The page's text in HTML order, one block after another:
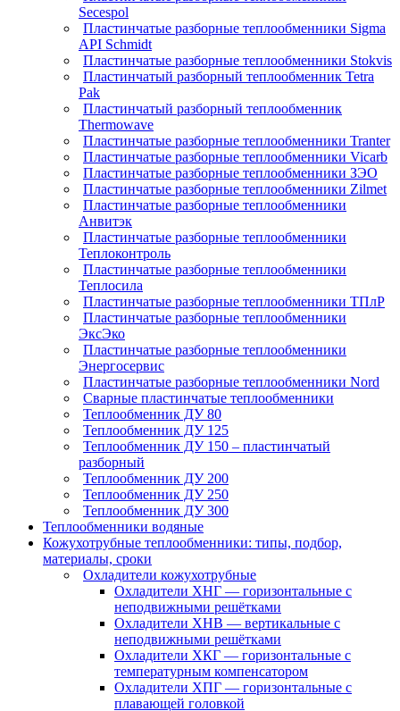
Secespol
Пластинчатые разборные теплообменники Sigma
API Schmidt
Пластинчатые разборные теплообменники Stokvis
Пластинчатый разборный теплообменник Tetra
Pak
Пластинчатый разборный теплообменник
Thermowave
Пластинчатые разборные теплообменники Tranter
Пластинчатые разборные теплообменники Vicarb
Пластинчатые разборные теплообменники ЗЭО
Пластинчатые разборные теплообменники Zilmet
Пластинчатые разборные теплообменники
Анвитэк
Пластинчатые разборные теплообменники
Теплоконтроль
Пластинчатые разборные теплообменники
Теплосила
Пластинчатые разборные теплообменники ТПлР
Пластинчатые разборные теплообменники
ЭксЭко
Пластинчатые разборные теплообменники
Энергосервис
Пластинчатые разборные теплообменники Nord
Сварные пластинчатые теплообменники
Теплообменник ДУ 80
Теплообменник ДУ 125
Теплообменник ДУ 150 – пластинчатый
разборный
Теплообменник ДУ 200
Теплообменник ДУ 250
Теплообменник ДУ 300
Теплообменники водяные
Кожухотрубные теплообменники: типы, подбор,
материалы, сроки
Охладители кожухотрубные
Охладители ХНГ — горизонтальные с
неподвижными решётками
Охладители ХНВ — вертикальные с
неподвижными решётками
Охладители ХКГ — горизонтальные с
температурным компенсатором
Охладители ХПГ — горизонтальные с
плавающей головкой